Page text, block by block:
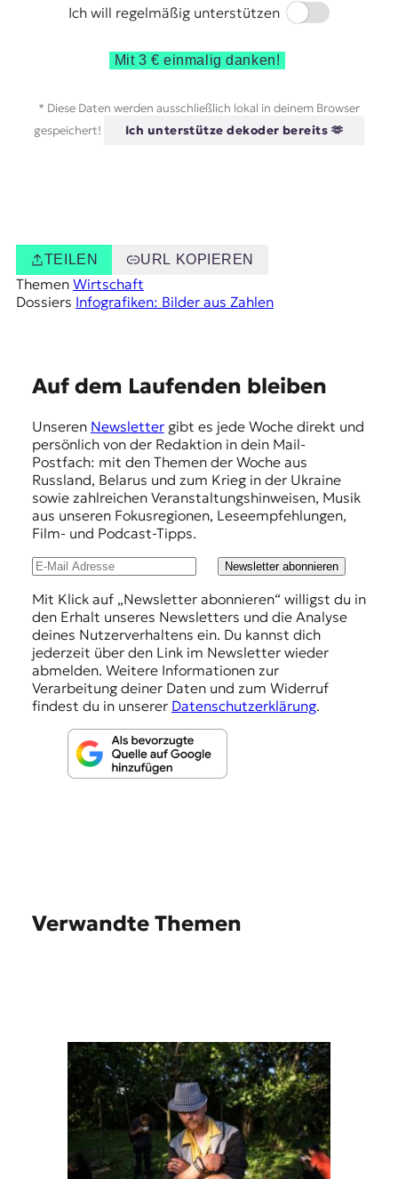
Ich will regelmäßig unterstützen
Switch
Mit 3 € einmalig danken!
* Diese Daten werden ausschließlich lokal in deinem Browser
gespeichert!
Ich unterstütze dekoder bereits 🫶
TEILEN URL KOPIEREN
Themen Wirtschaft
Dossiers Infografiken: Bilder aus Zahlen
Auf dem Laufenden bleiben
Unseren Newslettergibt es jede Woche direkt und
persönlich von der Redaktion in dein Mail-
Postfach: mit den Themen der Woche aus
Russland, Belarus und zum Krieg in der Ukraine
sowie zahlreichen Veranstaltungshinweisen, Musik
aus unseren Fokusregionen, Leseempfehlungen,
Film- und Podcast-Tipps.
Newsletter abonnieren
Mit Klick auf „Newsletter abonnieren“ willigst du in
den Erhalt unseres Newsletters und die Analyse
deines Nutzerverhaltens ein. Du kannst dich
jederzeit über den Link im Newsletter wieder
abmelden. Weitere Informationen zur
Verarbeitung deiner Daten und zum Widerruf
findest du in unserer Datenschutzerklärung.
Verwandte Themen